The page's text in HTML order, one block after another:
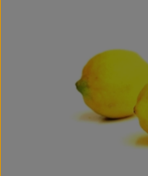
Saisonthemen
Neues & Angebote
Obst & Gemüse